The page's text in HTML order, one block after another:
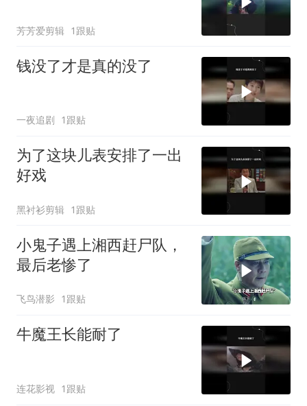
芳芳爱剪辑 1跟贴
钱没了才是真的没了
一夜追剧 1跟贴
为了这块儿表安排了一出
好戏
黑衬衫剪辑 1跟贴
小鬼子遇上湘西赶尸队，
最后老惨了
飞鸟潜影 1跟贴
牛魔王长能耐了
连花影视 1跟贴